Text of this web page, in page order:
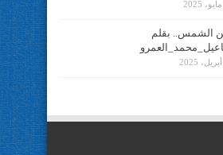
الشمس.. بقلم